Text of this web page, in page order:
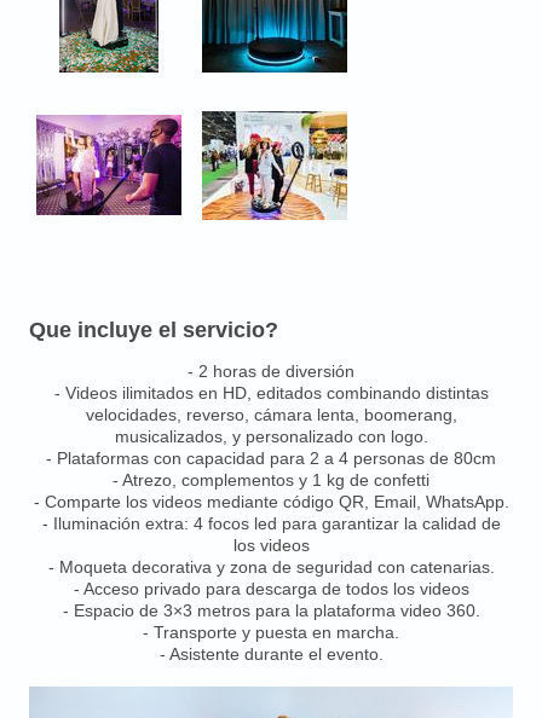
Que incluye el servicio?
- 2 horas de diversión
- Videos ilimitados en HD, editados combinando distintas
velocidades, reverso, cámara lenta, boomerang,
musicalizados, y personalizado con logo.
- Plataformas con capacidad para 2 a 4 personas de 80cm
- Atrezo, complementos y 1 kg de confetti
- Comparte los videos mediante código QR, Email, WhatsApp.
- Iluminación extra: 4 focos led para garantizar la calidad de
los videos
- Moqueta decorativa y zona de seguridad con catenarias.
- Acceso privado para descarga de todos los videos
- Espacio de 3×3 metros para la plataforma video 360.
- Transporte y puesta en marcha.
- Asistente durante el evento.